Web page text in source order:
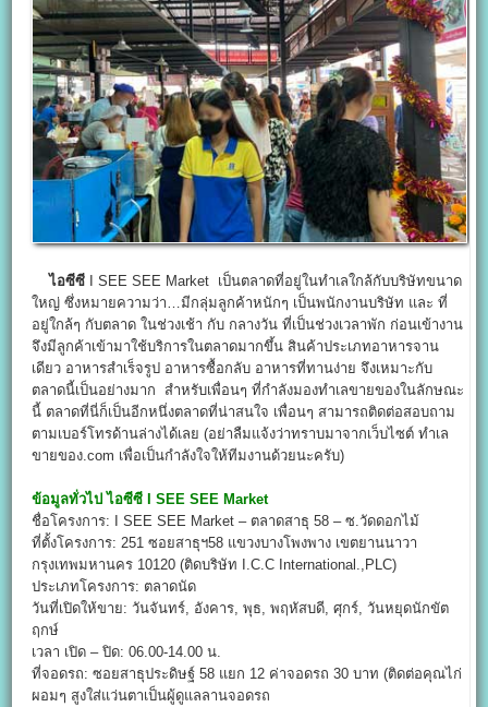
ไอซีซี I SEE SEE Market เป็นตลาดที่อยู่ในทำเลใกล้กับบริษัทขนาด
ใหญ่ ซึ่งหมายความว่า…มีกลุ่มลูกค้าหนักๆ เป็นพนักงานบริษัท และ ที่
อยู่ใกล้ๆ กับตลาด ในช่วงเช้า กับ กลางวัน ที่เป็นช่วงเวลาพัก ก่อนเข้างาน
จึงมีลูกค้าเข้ามาใช้บริการในตลาดมากขึ้น สินค้าประเภทอาหารจาน
เดียว อาหารสำเร็จรูป อาหารซื้อกลับ อาหารที่ทานง่าย จึงเหมาะกับ
ตลาดนี้เป็นอย่างมาก สำหรับเพื่อนๆ ที่กำลังมองทำเลขายของในลักษณะ
นี้ ตลาดที่นี่ก็เป็นอีกหนึ่งตลาดที่น่าสนใจ เพื่อนๆ สามารถติดต่อสอบถาม
ตามเบอร์โทรด้านล่างได้เลย (อย่าลืมแจ้งว่าทราบมาจากเว็บไซต์ ทำเล
ขายของ.com เพื่อเป็นกำลังใจให้ทีมงานด้วยนะครับ)
ข้อมูลทั่วไป ไอซีซี I SEE SEE Market
ชื่อโครงการ: I SEE SEE Market – ตลาดสาธุ 58 – ซ.วัดดอกไม้
ที่ตั้งโครงการ: 251 ซอยสาธุฯ58 แขวงบางโพงพาง เขตยานนาวา
กรุงเทพมหานคร 10120 (ติดบริษัท I.C.C International.,PLC)
ประเภทโครงการ: ตลาดนัด
วันที่เปิดให้ขาย: วันจันทร์, อังคาร, พุธ, พฤหัสบดี, ศุกร์, วันหยุดนักขัต
ฤกษ์
เวลา เปิด – ปิด: 06.00-14.00 น.
ที่จอดรถ: ซอยสาธุประดิษฐ์ 58 แยก 12 ค่าจอดรถ 30 บาท (ติดต่อคุณไก่
ผอมๆ สูงใส่แว่นตาเป็นผู้ดูแลลานจอดรถ